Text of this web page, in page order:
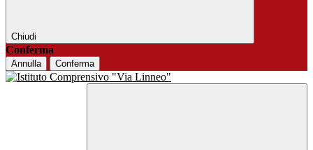
Chiudi
Conferma
Annulla Conferma